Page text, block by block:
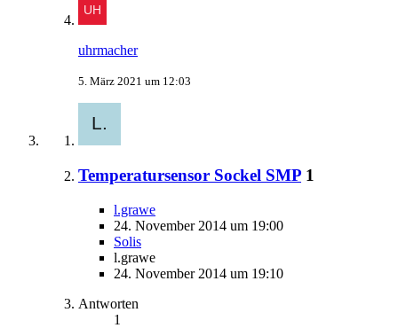
uhrmacher
5. März 2021 um 12:03
Temperatursensor Sockel SMP 1
l.grawe
24. November 2014 um 19:00
Solis
l.grawe
24. November 2014 um 19:10
Antworten
1